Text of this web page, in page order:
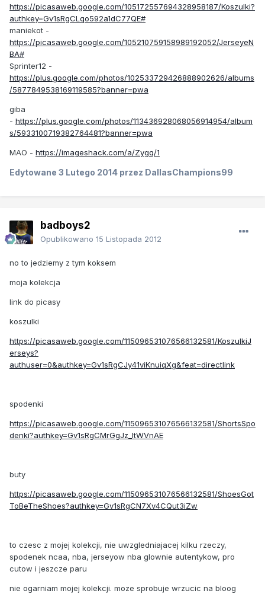
https://picasaweb.google.com/105172557694328958187/Koszulki?
authkey=Gv1sRgCLqo592a1dC77QE#
maniekot -
https://picasaweb.google.com/105210759158989192052/JerseyeN
BA#
Sprinter12 -
https://plus.google.com/photos/102533729426888902626/albums
/5877849538169119585?banner=pwa
giba
- https://plus.google.com/photos/113436928068056914954/album
s/5933100719382764481?banner=pwa
MAO - https://imageshack.com/a/Zygq/1
Edytowane 3 Lutego 2014 przez DallasChampions99
badboys2
Opublikowano 15 Listopada 2012
no to jedziemy z tym koksem
moja kolekcja
link do picasy
koszulki
https://picasaweb.google.com/115096531076566132581/KoszulkiJ
erseys?
authuser=0&authkey=Gv1sRgCJy41viKnuiqXg&feat=directlink
spodenki
https://picasaweb.google.com/115096531076566132581/ShortsSpo
denki?authkey=Gv1sRgCMrGgJz_ltWVnAE
buty
https://picasaweb.google.com/115096531076566132581/ShoesGot
ToBeTheShoes?authkey=Gv1sRgCN7Xv4CQut3iZw
to czesc z mojej kolekcji, nie uwzgledniajacej kilku rzeczy,
spodenek ncaa, nba, jerseyow nba glownie autentykow, pro
cutow i jeszcze paru
nie ogarniam mojej kolekcji. moze sprobuje wrzucic na bloog